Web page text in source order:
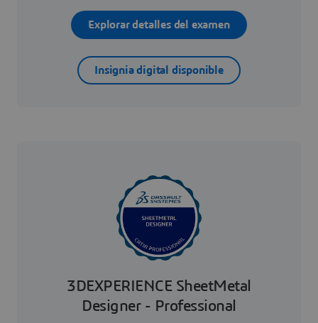
Explorar detalles del examen
Insignia digital disponible
3DEXPERIENCE SheetMetal
Designer - Professional